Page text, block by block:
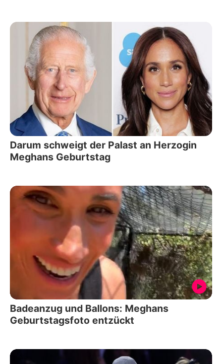
Darum schweigt der Palast an Herzogin
Meghans Geburtstag
Badeanzug und Ballons: Meghans
Geburtstagsfoto entzückt